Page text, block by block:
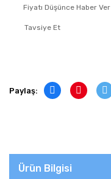
Fiyatı Düşünce Haber Ver
Tavsiye Et
Paylaş:
Ürün Bilgisi